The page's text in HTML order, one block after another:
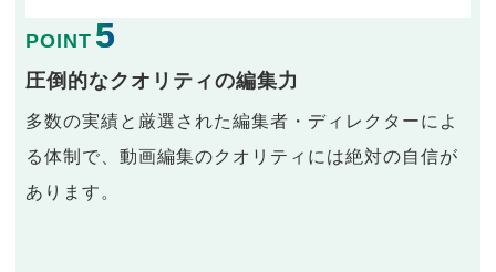
POINT 5
圧倒的なクオリティの編集力
多数の実績と厳選された編集者・ディレクターによ
る体制で、動画編集のクオリティには絶対の自信が
あります。